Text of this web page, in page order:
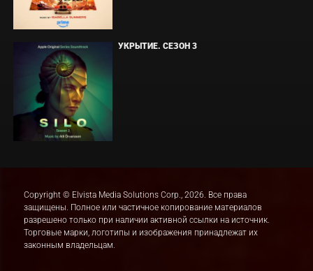
УКРЫТИЕ. СЕЗОН 3
Copyright © Elvista Media Solutions Corp., 2026. Все права
защищены. Полное или частичное копирование материалов
разрешено только при наличии активной ссылки на источник.
Торговые марки, логотипы и изображения принадлежат их
законным владельцам.